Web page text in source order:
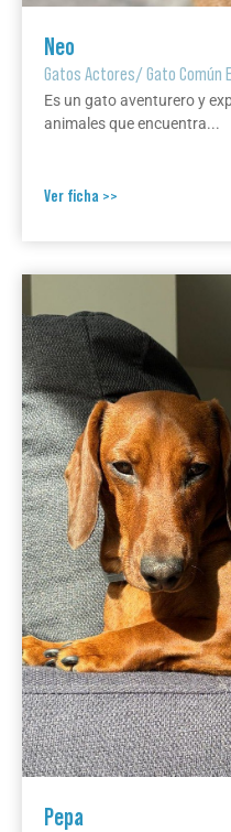
Neo
Gatos Actores/Gato Común
Es un gato aventurero y
animales que encuentra...
Ver ficha >>
Pepa